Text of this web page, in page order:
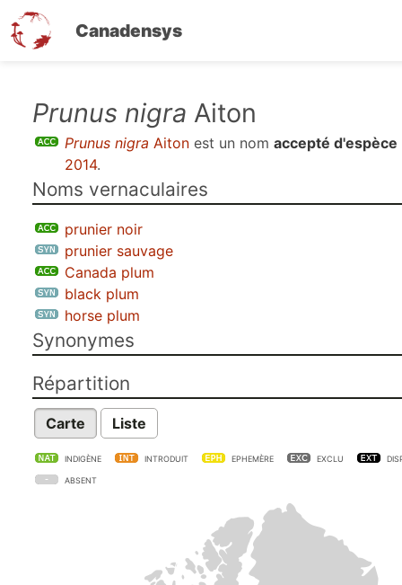
Canadensys
contenu
Prunus nigra Aiton
Prunus nigra Aiton est un nom accepté d'espèce
2014.
Noms vernaculaires
prunier noir
prunier sauvage
Canada plum
black plum
horse plum
Synonymes
Répartition
Carte Liste
INDIGÈNE INTRODUIT EPHEMÈRE EXCLU
ABSENT